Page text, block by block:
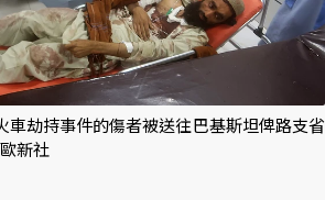
車劫持事件的傷者被送往巴基斯坦俾路支省
新社